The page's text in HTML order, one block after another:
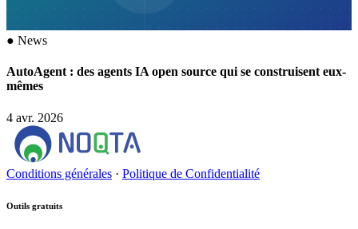
● News
AutoAgent : des agents IA open source qui se construisent eux-
mêmes
4 avr. 2026
Conditions générales · Politique de Confidentialité
Outils gratuits